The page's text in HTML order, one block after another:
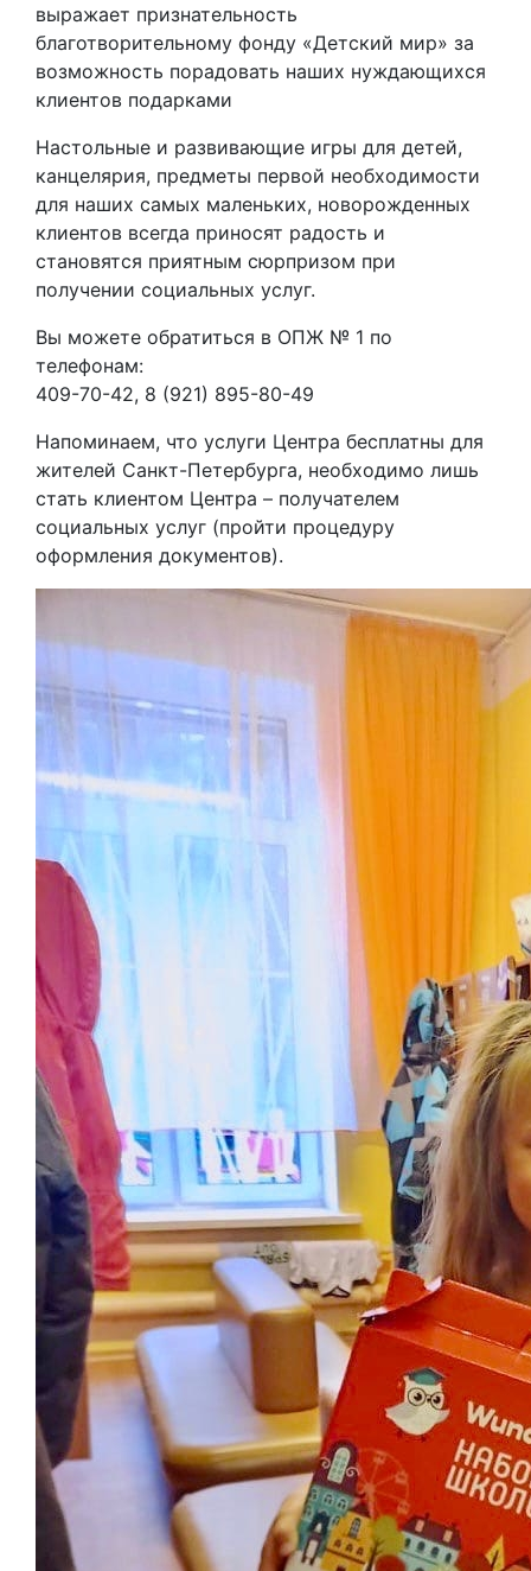
выражает признательность
благотворительному фонду «Детский мир» за
возможность порадовать наших нуждающихся
клиентов подарками
Настольные и развивающие игры для детей,
канцелярия, предметы первой необходимости
для наших самых маленьких, новорожденных
клиентов всегда приносят радость и
становятся приятным сюрпризом при
получении социальных услуг.
Вы можете обратиться в ОПЖ № 1 по
телефонам:
409-70-42, 8 (921) 895-80-49
Напоминаем, что услуги Центра бесплатны для
жителей Санкт-Петербурга, необходимо лишь
стать клиентом Центра – получателем
социальных услуг (пройти процедуру
оформления документов).